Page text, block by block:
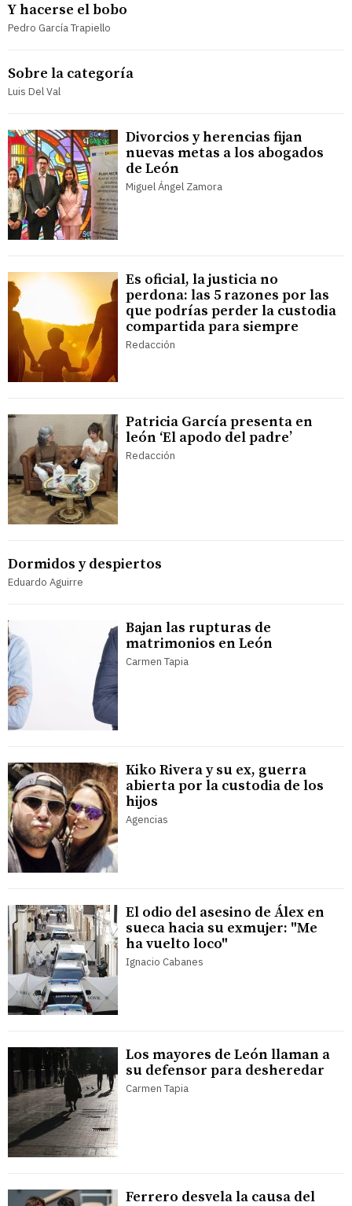
Y hacerse el bobo
Pedro García Trapiello
Sobre la categoría
Luis Del Val
Divorcios y herencias fijan
nuevas metas a los abogados
de León
Miguel Ángel Zamora
Es oficial, la justicia no
perdona: las 5 razones por las
que podrías perder la custodia
compartida para siempre
Redacción
Patricia García presenta en
león ‘El apodo del padre’
Redacción
Dormidos y despiertos
Eduardo Aguirre
Bajan las rupturas de
matrimonios en León
Carmen Tapia
Kiko Rivera y su ex, guerra
abierta por la custodia de los
hijos
Agencias
El odio del asesino de Álex en
sueca hacia su exmujer: "Me
ha vuelto loco"
Ignacio Cabanes
Los mayores de León llaman a
su defensor para desheredar
Carmen Tapia
Ferrero desvela la causa del